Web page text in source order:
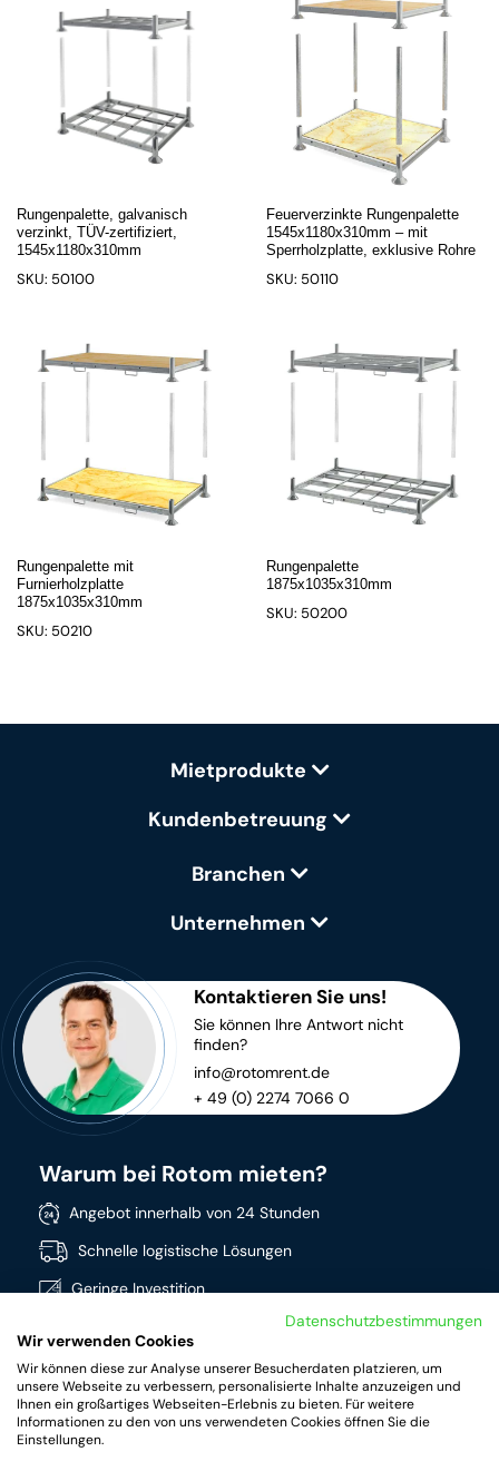
Rungenpalette, galvanisch
verzinkt, TÜV-zertifiziert,
1545x1180x310mm
SKU: 50100
Feuerverzinkte Rungenpalette
1545x1180x310mm – mit
Sperrholzplatte, exklusive Rohre
SKU: 50110
Rungenpalette mit
Furnierholzplatte
1875x1035x310mm
SKU: 50210
Rungenpalette
1875x1035x310mm
SKU: 50200
Mietprodukte
Kundenbetreuung
Branchen
Unternehmen
Kontaktieren Sie uns!
Sie können Ihre Antwort nicht
finden?
info@rotomrent.de
+ 49 (0) 2274 7066 0
Warum bei Rotom mieten?
Angebot innerhalb von 24 Stunden
Schnelle logistische Lösungen
Geringe Investition
Breites Sortiment
Hochwertige Produkte
Datenschutzbestimmungen
Wir verwenden Cookies
Wir können diese zur Analyse unserer Besucherdaten platzieren, um
unsere Webseite zu verbessern, personalisierte Inhalte anzuzeigen und
Ihnen ein großartiges Webseiten-Erlebnis zu bieten. Für weitere
Informationen zu den von uns verwendeten Cookies öffnen Sie die
Einstellungen.